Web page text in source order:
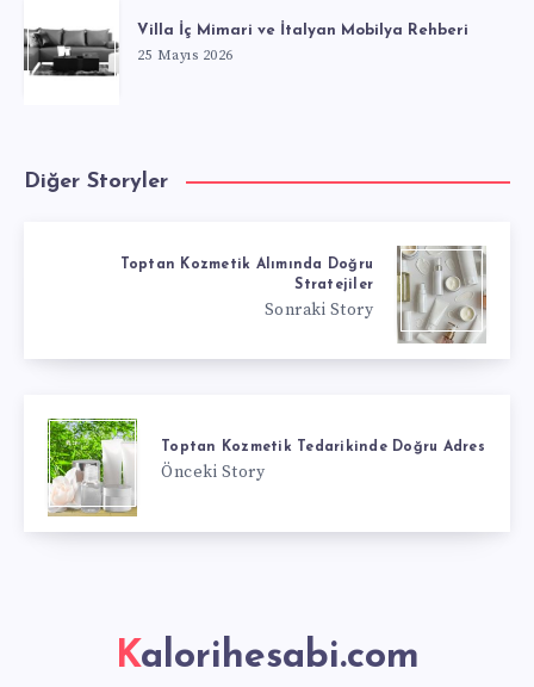
Villa İç Mimari ve İtalyan Mobilya Rehberi
25 Mayıs 2026
Diğer Storyler
Toptan Kozmetik Alımında Doğru
Stratejiler
Sonraki Story
Toptan Kozmetik Tedarikinde Doğru Adres
Önceki Story
Kalorihesabi.com